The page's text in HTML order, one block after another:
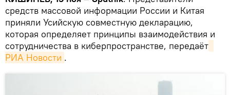
средств массовой информации России и Китая
приняли Усийскую совместную декларацию,
которая определяет принципы взаимодействия и
сотрудничества в киберпространстве, передаёт
РИА Новости .